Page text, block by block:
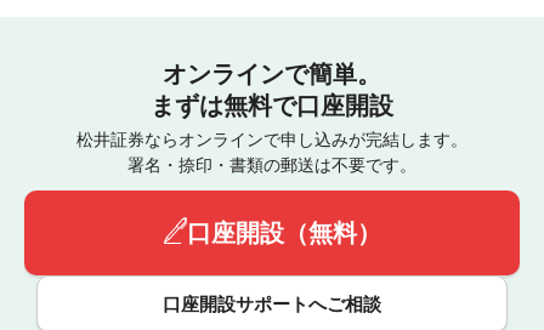
オンラインで簡単。
まずは無料で口座開設
松井証券ならオンラインで申し込みが完結します。
署名・捺印・書類の郵送は不要です。
口座開設（無料）
口座開設サポートへご相談